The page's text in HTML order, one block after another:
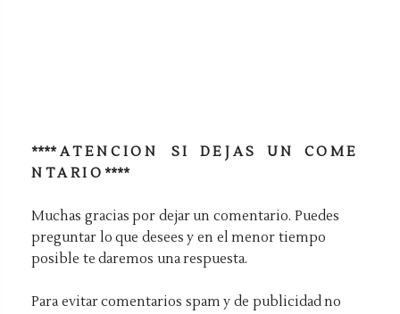
**** A T E N C I O N S I D E J A S U N C O M E
N T A R I O ****
Muchas gracias por dejar un comentario. Puedes
preguntar lo que desees y en el menor tiempo
posible te daremos una respuesta.
Para evitar comentarios spam y de publicidad no